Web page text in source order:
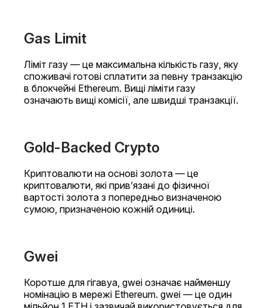
Gas Limit
Ліміт газу — це максимальна кількість газу, яку
споживачі готові сплатити за певну транзакцію
в блокчейні Ethereum. Вищі ліміти газу
означають вищі комісії, але швидші транзакції.
Gold-Backed Crypto
Криптовалюти на основі золота — це
криптовалюти, які прив’язані до фізичної
вартості золота з попередньо визначеною
сумою, призначеною кожній одиниці.
Gwei
Коротше для гігавуа, gwei означає найменшу
номінацію в мережі Ethereum. gwei — це один